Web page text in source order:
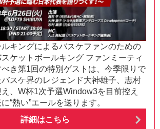
キングによるバスケファンのための
ケットボールキング ファンミーティ
き第1回の特別ゲストは、今季限りで
スケ界のレジェンド大神雄子、志村
、W杯1次予選Window3を目前控え
“熱い”エールを送ります。
詳細はこちら